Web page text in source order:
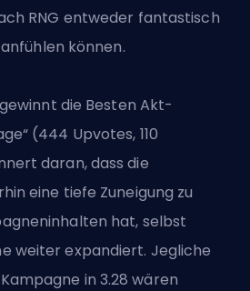
RNG entweder fantastisch
können.
die Besten Akt-
(444 Upvotes, 110
daran, dass die
eine tiefe Zuneigung zu
hat, selbst
weiter expandiert. Jegliche
in 3.28 wären